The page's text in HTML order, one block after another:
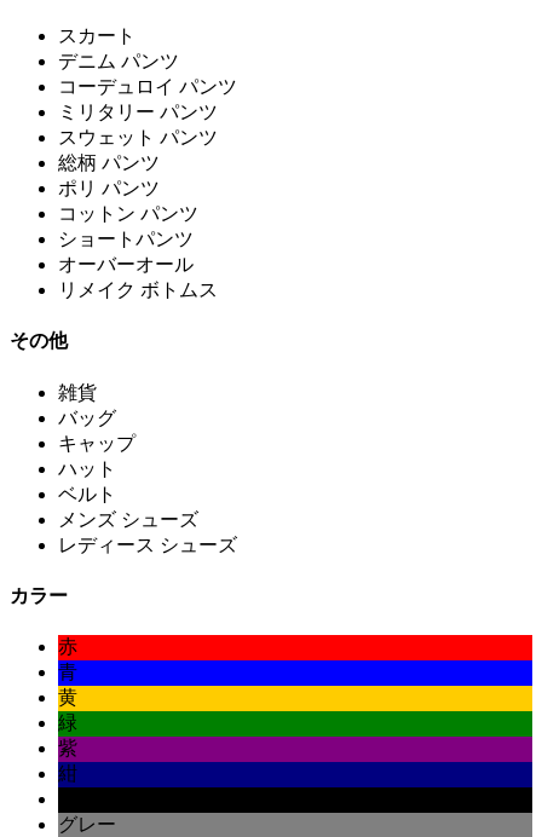
スカート
デニム パンツ
コーデュロイ パンツ
ミリタリー パンツ
スウェット パンツ
総柄 パンツ
ポリ パンツ
コットン パンツ
ショートパンツ
オーバーオール
リメイク ボトムス
その他
雑貨
バッグ
キャップ
ハット
ベルト
メンズ シューズ
レディース シューズ
カラー
赤
青
黄
緑
紫
紺
グレー